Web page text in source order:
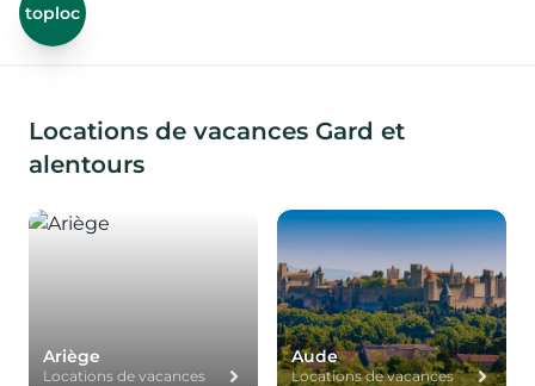
toploc
Locations de vacances Gard et
alentours
Ariège
Locations de vacances
Aude
Locations de vacances